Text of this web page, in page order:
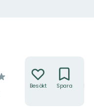
Besökt Spara